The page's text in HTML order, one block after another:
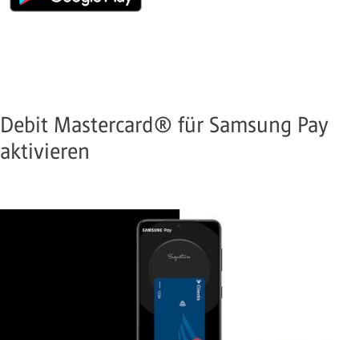
Debit Mastercard® für Samsung Pay
aktivieren